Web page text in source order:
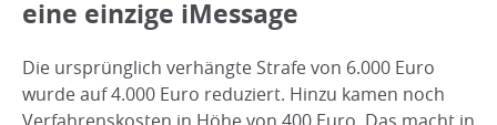
eine einzige iMessage
Die ursprünglich verhängte Strafe von 6.000 Euro
wurde auf 4.000 Euro reduziert. Hinzu kamen noch